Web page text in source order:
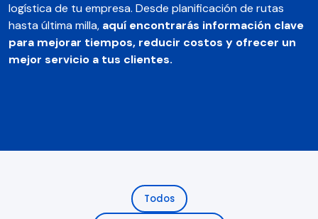
logística de tu empresa. Desde planificación de rutas
hasta última milla, aquí encontrarás información clave
para mejorar tiempos, reducir costos y ofrecer un
mejor servicio a tus clientes.
Todos